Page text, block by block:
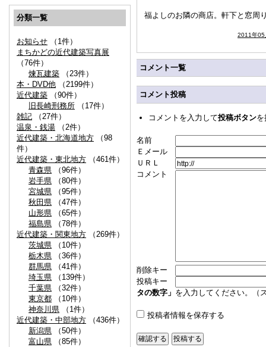
分類一覧
お知らせ （1件）
まちかどの近代建築写真展
（76件）
煉瓦建築 （23件）
本・DVD他 （2199件）
近代建築 （90件）
旧長崎刑務所 （17件）
雑記 （27件）
温泉・銭湯 （2件）
近代建築・北海道地方 （98
件）
近代建築・東北地方 （461件）
青森県 （96件）
岩手県 （80件）
宮城県 （95件）
秋田県 （47件）
山形県 （65件）
福島県 （78件）
近代建築・関東地方 （269件）
茨城県 （10件）
栃木県 （36件）
群馬県 （41件）
埼玉県 （139件）
千葉県 （32件）
東京都 （10件）
神奈川県 （1件）
近代建築・中部地方 （436件）
新潟県 （50件）
富山県 （85件）
福よしのお隣の商店。軒下と窓周
2011年05
コメント一覧
コメント投稿
コメントを入力して投稿ボタン
名前
Ｅメール
ＵＲＬ
コメント
削除キー
投稿キー
タの数字」 を入力してください。（
投稿者情報を保存する